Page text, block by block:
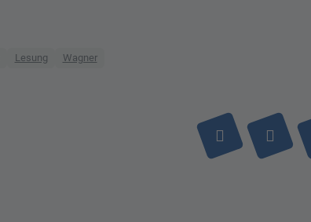
Lesung Wagner